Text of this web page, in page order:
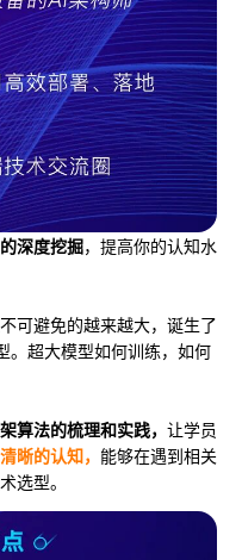
深度挖掘，提高你的认知水
可避免的越来越大，诞生了
。超大模型如何训练，如何
算法的梳理和实践， 让学员
晰的认知， 能够在遇到相关
选型。